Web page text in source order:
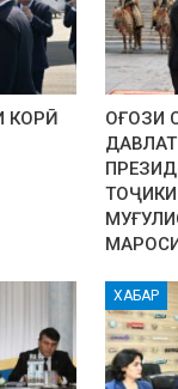
КОРӢ
ОҒОЗИ
ХАБАР